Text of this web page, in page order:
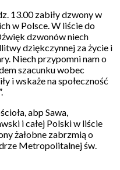
13.00 zabiły dzwony w
w Polsce. W liście do
dzwonów niech
dziękczynnej za życie i
Niech przypomni nam o
szacunku wobec
i wskaże na społeczność
abp Sawa,
i całej Polski w liście
żałobne zabrzmią o
Metropolitalnej św.